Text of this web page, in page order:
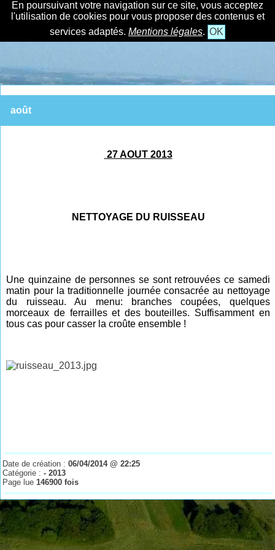
En poursuivant votre navigation sur ce site, vous acceptez
l'utilisation de cookies pour vous proposer des contenus et
services adaptés. Mentions légales. OK
août
27 AOUT 2013
NETTOYAGE DU RUISSEAU
Une quinzaine de personnes se sont retrouvées ce samedi
matin pour la traditionnelle journée consacrée au nettoyage
du ruisseau. Au menu: branches coupées, quelques
morceaux de ferrailles et des bouteilles. Suffisamment en
tous cas pour casser la croûte ensemble !
Date de création :06/04/2014 @ 22:25
Catégorie :- 2013
Page lue146900 fois